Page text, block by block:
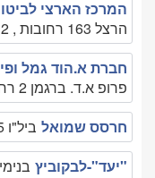
המרכז הארצי
הרצל 163 רחובות , 1700551212
חברת א.הוד גמל
פרופ א.ד. ברגמן 2 רחובות , 089460461
חרסס שמואל ביל"ו 15 רחובות , 089458828
"יעד"-לבקוביץ בנימין 4 רחובות ,